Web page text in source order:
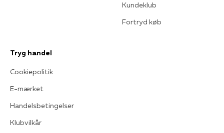
Kundeklub
Fortryd køb
Tryg handel
Cookiepolitik
E-mærket
Handelsbetingelser
Klubvilkår